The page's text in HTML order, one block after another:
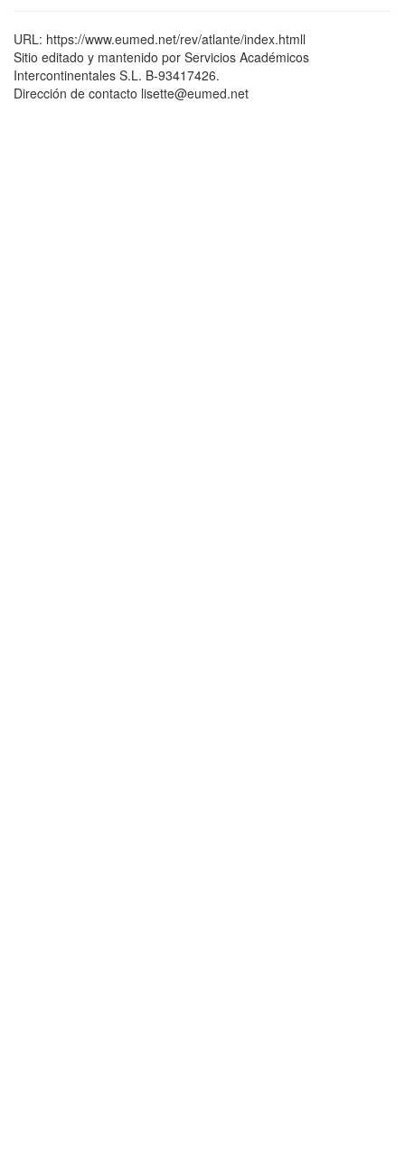
URL: https://www.eumed.net/rev/atlante/index.htmll
Sitio editado y mantenido por Servicios Académicos
Intercontinentales S.L. B-93417426.
Dirección de contacto lisette@eumed.net